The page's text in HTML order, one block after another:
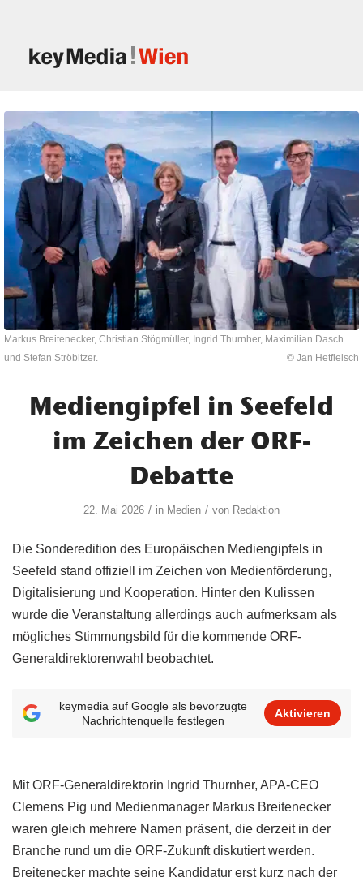
Markus Breitenecker, Christian Stögmüller, Ingrid Thurnher, Maximilian Dasch
und Stefan Ströbitzer.
© Jan Hetfleisch
Mediengipfel in Seefeld
im Zeichen der ORF-
Debatte
22. Mai 2026 / in Medien / von Redaktion
Die Sonderedition des Europäischen Mediengipfels in
Seefeld stand offiziell im Zeichen von Medienförderung,
Digitalisierung und Kooperation. Hinter den Kulissen
wurde die Veranstaltung allerdings auch aufmerksam als
mögliches Stimmungsbild für die kommende ORF-
Generaldirektorenwahl beobachtet.
keymedia auf Google als bevorzugte
Nachrichtenquelle festlegen
Aktivieren
Mit ORF-Generaldirektorin Ingrid Thurnher, APA-CEO
Clemens Pig und Medienmanager Markus Breitenecker
waren gleich mehrere Namen präsent, die derzeit in der
Branche rund um die ORF-Zukunft diskutiert werden.
Breitenecker machte seine Kandidatur erst kurz nach der